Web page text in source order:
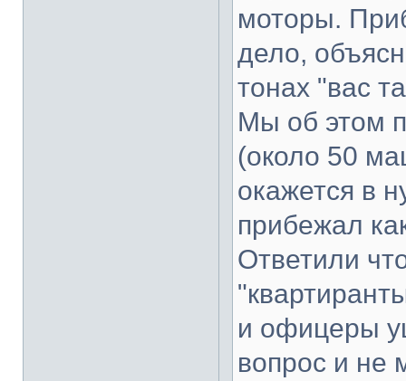
моторы.
дело,
тонах "вас
Мы об этом
(около 50
окажется в
прибежал
Ответили
и офицеры
вопрос и не